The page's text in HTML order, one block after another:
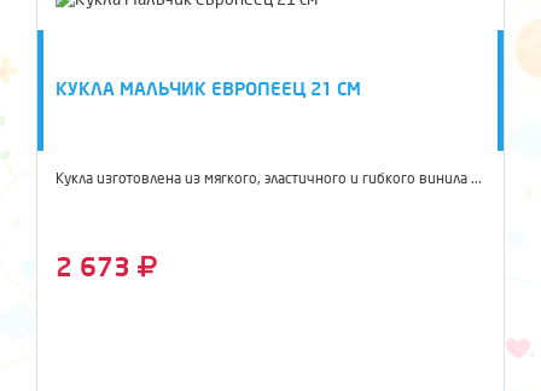
КУКЛА МАЛЬЧИК ЕВРОПЕЕЦ 21 СМ
Кукла изготовлена из мягкого, эластичного и гибкого винила ...
2 673